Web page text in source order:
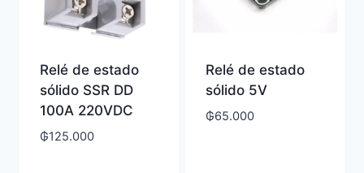
Relé de estado
sólido SSR DD
100A 220VDC
₲125.000
Relé de estado
sólido 5V
₲65.000